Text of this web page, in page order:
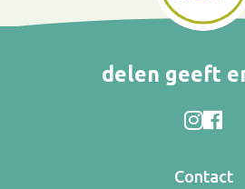
delen geeft
Contact